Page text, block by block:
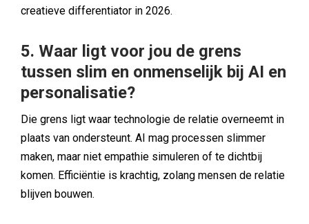
creatieve differentiator in 2026.
5. Waar ligt voor jou de grens
tussen slim en onmenselijk bij AI en
personalisatie?
Die grens ligt waar technologie de relatie overneemt in
plaats van ondersteunt. AI mag processen slimmer
maken, maar niet empathie simuleren of te dichtbij
komen. Efficiëntie is krachtig, zolang mensen de relatie
blijven bouwen.